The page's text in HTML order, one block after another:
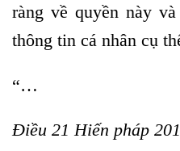
ràng về quyền này
thông tin cá nhân cụ
“…
Điều 21 Hiến pháp